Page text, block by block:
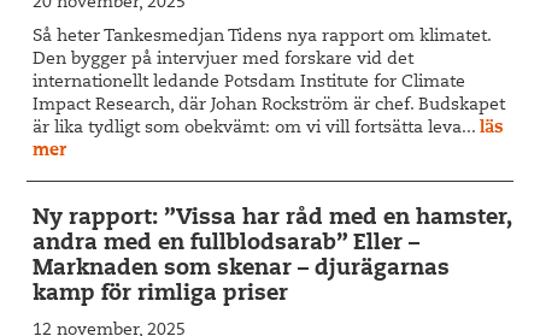
Så heter Tankesmedjan Tidens nya rapport om klimatet.
Den bygger på intervjuer med forskare vid det
internationellt ledande Potsdam Institute for Climate
Impact Research, där Johan Rockström är chef. Budskapet
är lika tydligt som obekvämt: om vi vill fortsätta leva...läs
mer
Ny rapport: ”Vissa har råd med en hamster,
andra med en fullblodsarab” Eller –
Marknaden som skenar – djurägarnas
kamp för rimliga priser
12 november, 2025